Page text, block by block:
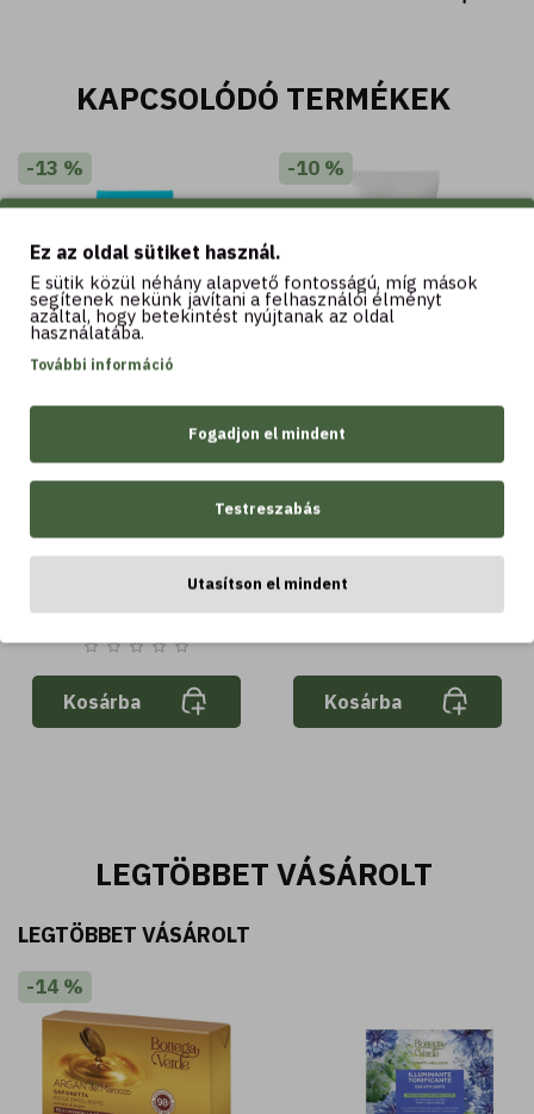
KAPCSOLÓDÓ TERMÉKEK
-13 %
50 ML
utáni arcmaszk krém -
szuperhidratáló és
nyugtató - 20% Aloe
enyhülés - minden
bőrtípusra
3.190 Ft
Kosárba
-10 %
hidratáló arckrém, Aloe
lével - SPF20 - közepes
védelem vízálló
Kosárba
LEGTÖBBET VÁSÁROLT
LEGTÖBBET VÁSÁROLT
-14 %
Ez az oldal sütiket használ.
E sütik közül néhány alapvető fontosságú, míg mások
segítenek nekünk javítani a felhasználói élményt
azáltal, hogy betekintést nyújtanak az oldal
használatába.
További információ
Fogadjon el mindent
Testreszabás
Utasítson el mindent